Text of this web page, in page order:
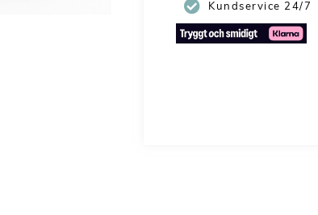
Kundservice 24/7